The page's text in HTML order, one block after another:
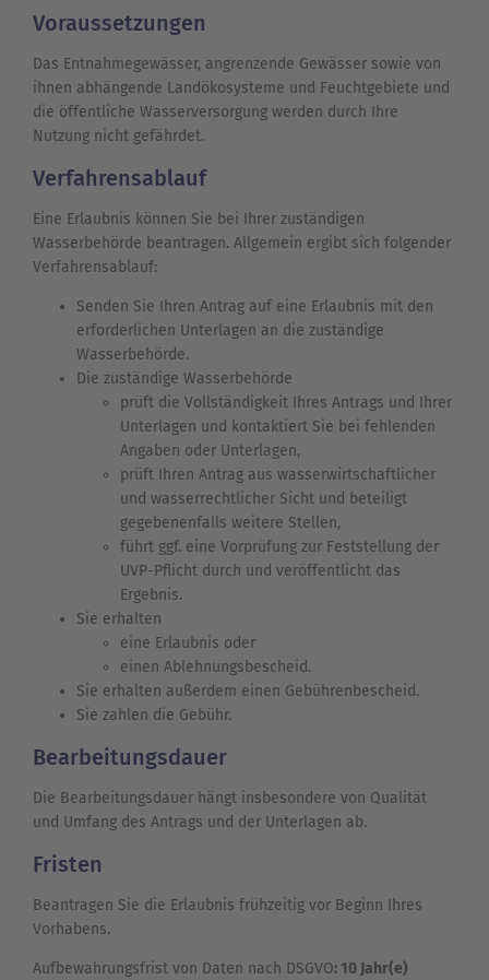
Voraussetzungen
Das Entnahmegewässer, angrenzende Gewässer sowie von
ihnen abhängende Landökosysteme und Feuchtgebiete und
die öffentliche Wasserversorgung werden durch Ihre
Nutzung nicht gefährdet.
Verfahrensablauf
Eine Erlaubnis können Sie bei Ihrer zuständigen
Wasserbehörde beantragen. Allgemein ergibt sich folgender
Verfahrensablauf:
Senden Sie Ihren Antrag auf eine Erlaubnis mit den
erforderlichen Unterlagen an die zuständige
Wasserbehörde.
Die zuständige Wasserbehörde
prüft die Vollständigkeit Ihres Antrags und Ihrer
Unterlagen und kontaktiert Sie bei fehlenden
Angaben oder Unterlagen,
prüft Ihren Antrag aus wasserwirtschaftlicher
und wasserrechtlicher Sicht und beteiligt
gegebenenfalls weitere Stellen,
führt ggf. eine Vorprüfung zur Feststellung der
UVP-Pflicht durch und veröffentlicht das
Ergebnis.
Sie erhalten
eine Erlaubnis oder
einen Ablehnungsbescheid.
Sie erhalten außerdem einen Gebührenbescheid.
Sie zahlen die Gebühr.
Bearbeitungsdauer
Die Bearbeitungsdauer hängt insbesondere von Qualität
und Umfang des Antrags und der Unterlagen ab.
Fristen
Beantragen Sie die Erlaubnis frühzeitig vor Beginn Ihres
Vorhabens.
Aufbewahrungsfrist von Daten nach DSGVO: 10 Jahr(e)